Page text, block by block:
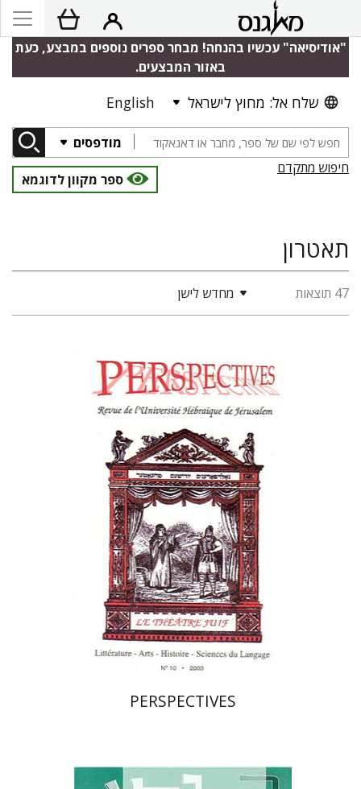
"אודיסיאה" עכשיו בהנחה! מבחר ספרים נוספים במבצע, כעת
באזור המבצעים.
שלח אל: מחוץ לישראל English
מודפסים
חיפוש מתקדם
ספר מקוון לדוגמא
תאטרון
47 תוצאות מחדש לישן
פרננד ברטפלד
הנחת אתר ספר מודפס
$23
$21
PERSPECTIVES